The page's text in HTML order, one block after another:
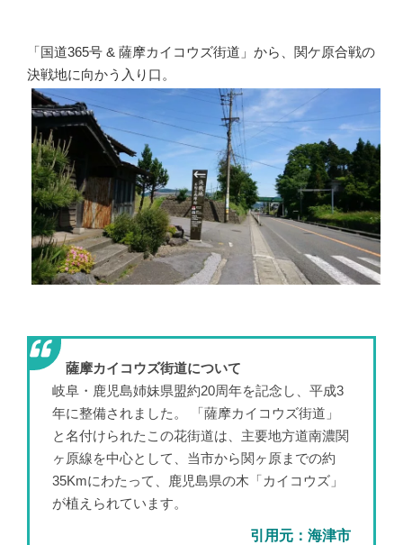
「国道365号 & 薩摩カイコウズ街道」から、関ケ原合戦の
決戦地に向かう入り口。
薩摩カイコウズ街道について
岐阜・鹿児島姉妹県盟約20周年を記念し、平成3
年に整備されました。 「薩摩カイコウズ街道」
と名付けられたこの花街道は、主要地方道南濃関
ヶ原線を中心として、当市から関ヶ原までの約
35Kmにわたって、鹿児島県の木「カイコウズ」
が植えられています。
引用元：海津市